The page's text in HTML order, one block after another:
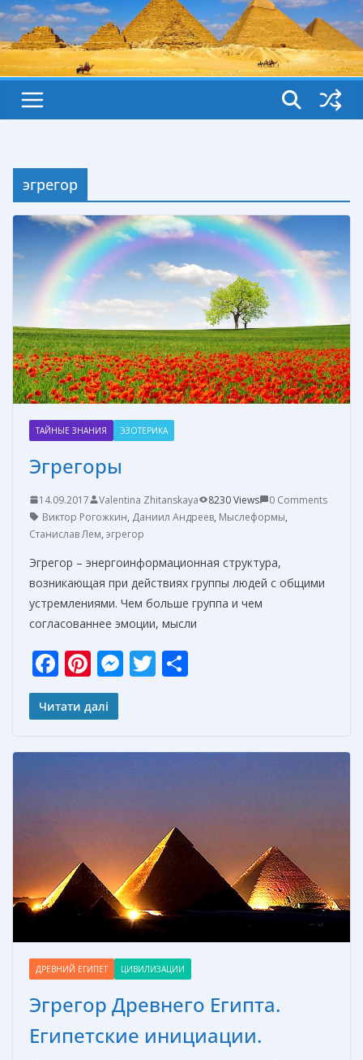
эгрегор
ТАЙНЫЕ ЗНАНИЯ ЭЗОТЕРИКА
Эгрегоры
14.09.2017 Valentina Zhitanskaya 8230 Views
0 Comments
Виктор Рогожкин, Даниил Андреев, Мыслеформы,
Станислав Лем, эгрегор
Эгрегор – энергоинформационная структура,
возникающая при действиях группы людей с общими
устремлениями. Чем больше группа и чем
согласованнее эмоции, мысли
F
ac
e
o
o
k
Pi
nt
er
st
M
n
g
er
T
и
т
Читати далі
ДРЕВНИЙ ЕГИПЕТ ЦИВИЛИЗАЦИИ
Эгрегор Древнего Египта.
Египетские инициации.